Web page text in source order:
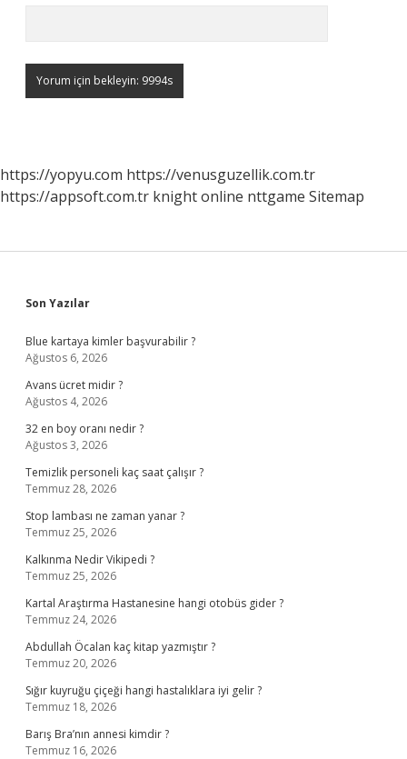
https://yopyu.com https://venusguzellik.com.tr
https://appsoft.com.tr knight online nttgame Sitemap
Sidebar
Son Yazılar
Blue kartaya kimler başvurabilir ?
Ağustos 6, 2026
Avans ücret midir ?
Ağustos 4, 2026
32 en boy oranı nedir ?
Ağustos 3, 2026
Temizlik personeli kaç saat çalışır ?
Temmuz 28, 2026
Stop lambası ne zaman yanar ?
Temmuz 25, 2026
Kalkınma Nedir Vikipedi ?
Temmuz 25, 2026
Kartal Araştırma Hastanesine hangi otobüs gider ?
Temmuz 24, 2026
Abdullah Öcalan kaç kitap yazmıştır ?
Temmuz 20, 2026
Sığır kuyruğu çiçeği hangi hastalıklara iyi gelir ?
Temmuz 18, 2026
Barış Bra’nın annesi kimdir ?
Temmuz 16, 2026